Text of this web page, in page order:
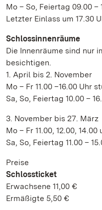
Mo – So, Feiertag 09.00 –
Letzter Einlass um 17.30
Schlossinnenräume
Die Innenräume sind nur
besichtigen.
1. April bis 2. November
Mo – Fr 11.00 –16.00 Uhr
Sa, So, Feiertag 10.00 –
3. November bis 27. März
Mo – Fr 11.00, 12.00, 14.00
Sa, So, Feiertag 11.00 –
Preise
Schlossticket
Erwachsene 11,00 €
Ermäßigte 5,50 €